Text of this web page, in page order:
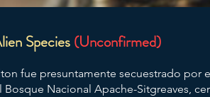
Species (Unconfirmed)
fue presuntamente secuestrado por
Bosque Nacional Apache-Sitgreaves,